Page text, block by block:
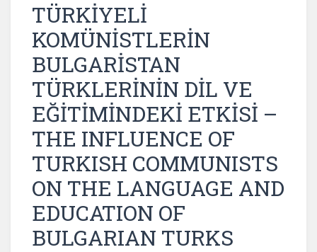
TÜRKİYELİ
KOMÜNİSTLERİN
BULGARİSTAN
TÜRKLERİNİN DİL VE
EĞİTİMİNDEKİ ETKİSİ –
THE INFLUENCE OF
TURKISH COMMUNISTS
ON THE LANGUAGE AND
EDUCATION OF
BULGARIAN TURKS